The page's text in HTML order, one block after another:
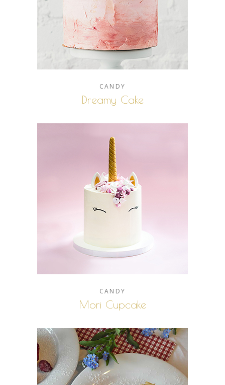
CANDY
Dreamy Cake
CANDY
Mori Cupcake